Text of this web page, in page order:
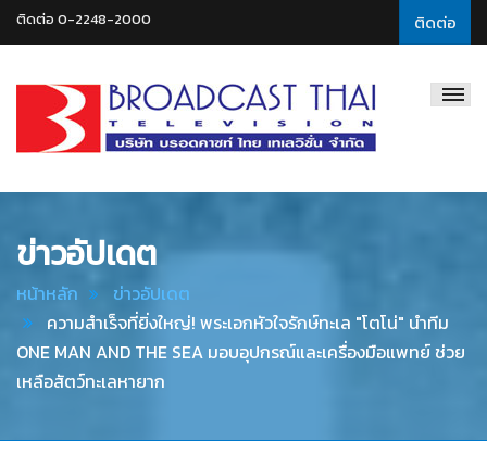
ติดต่อ
ติดต่อ 0-2248-2000
Thai
ข่าวอัปเดต
หน้าหลัก
ข่าวอัปเดต
ความสำเร็จที่ยิ่งใหญ่! พระเอกหัวใจรักษ์ทะเล "โตโน่" นำทีม
ONE MAN AND THE SEA มอบอุปกรณ์และเครื่องมือแพทย์ ช่วย
เหลือสัตว์ทะเลหายาก